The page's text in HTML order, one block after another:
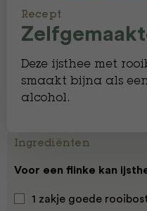
Recept
Deze ijsthee met
smaakt bijna als
alcohol.
Ingrediënten
Voor een flinke kan
1 zakje goede